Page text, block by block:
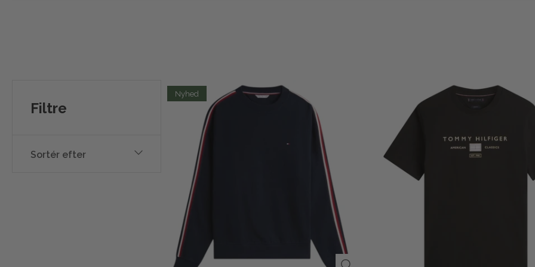
Filtre
Sortér efter
Nyhed